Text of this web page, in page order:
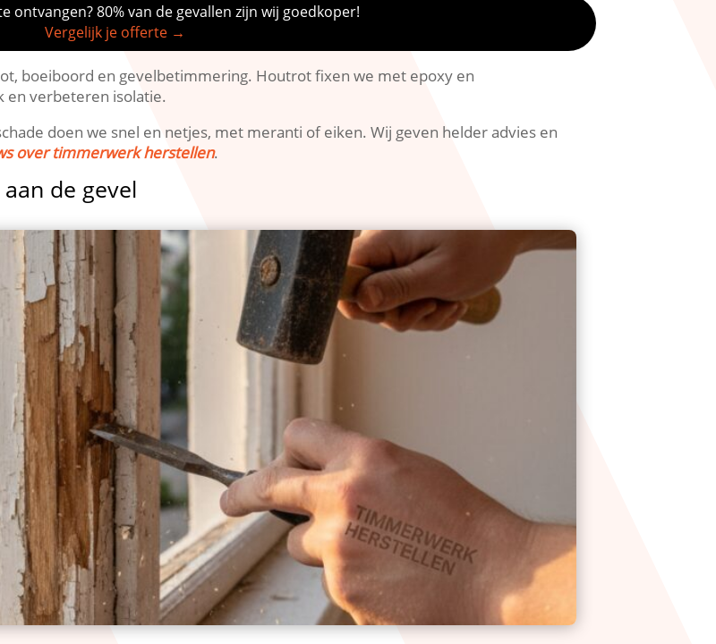
ontvangen? 80% van de gevallen zijn wij goedkoper!
Vergelijk je offerte →
boeiboord en gevelbetimmering.​ Houtrot fixen we met epoxy en
en verbeteren isolatie.​
doen we snel en netjes, met meranti of eiken.​ Wij geven helder advies en
over timmerwerk herstellen.​
de gevel